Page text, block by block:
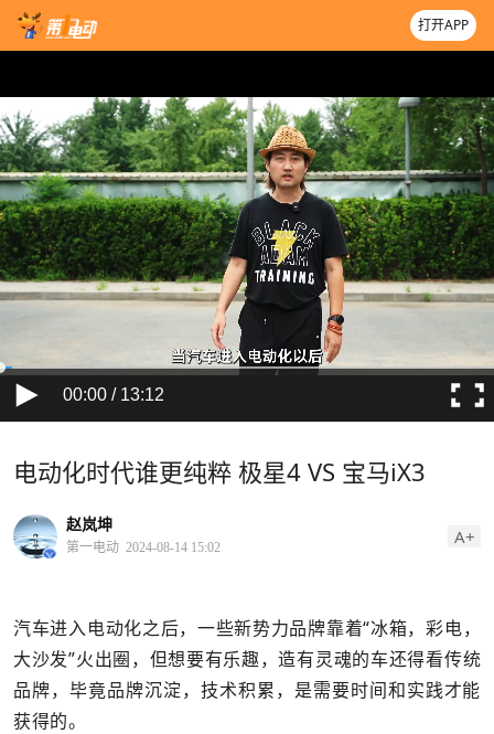
打开APP
00:00 / 13:12
电动化时代谁更纯粹 极星4 VS 宝马iX3
赵岚坤
第一电动 2024-08-14 15:02 A+
汽车进入电动化之后，一些新势力品牌靠着“冰箱，彩电，
大沙发”火出圈，但想要有乐趣，造有灵魂的车还得看传统
品牌，毕竟品牌沉淀，技术积累，是需要时间和实践才能
获得的。